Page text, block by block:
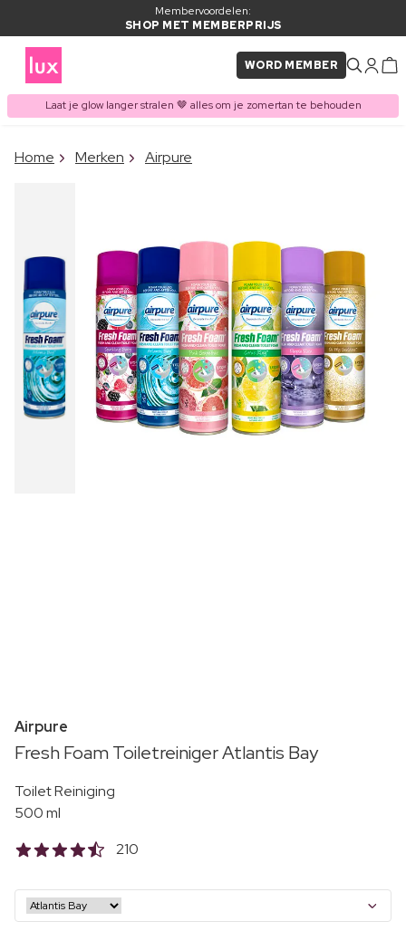
Membervoordelen:
SHOP MET MEMBERPRIJS
WORD MEMBER
Laat je glow langer stralen 🤎 alles om je zomertan te behouden
ITEM TOEGEVOEGD AAN
Vaak samen gekocht met
Home Merken Airpure
Airpure
Fresh Foam Toiletreiniger Atlantis Bay
Toilet Reiniging
500 ml
210